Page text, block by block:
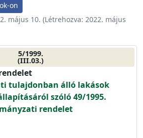
on
május 10. (Létrehozva: 2022. május
5/1999.
(III.03.)
tulajdonban álló lakások
szóló 49/1995.
rendelet